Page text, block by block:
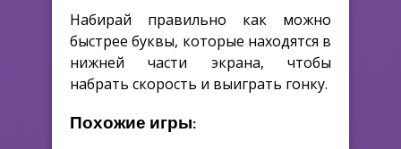
Набирай правильно как можно
быстрее буквы, которые находятся в
нижней части экрана, чтобы
набрать скорость и выиграть гонку.
Похожие игры: